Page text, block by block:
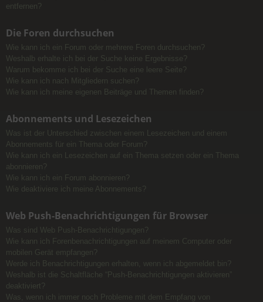
entfernen?
Die Foren durchsuchen
Wie kann ich ein Forum oder mehrere Foren durchsuchen?
Weshalb erhalte ich bei der Suche keine Ergebnisse?
Warum bekomme ich bei der Suche eine leere Seite?
Wie kann ich nach Mitgliedern suchen?
Wie kann ich meine eigenen Beiträge und Themen finden?
Abonnements und Lesezeichen
Was ist der Unterschied zwischen einem Lesezeichen und einem
Abonnements für ein Thema oder Forum?
Wie kann ich ein Lesezeichen auf ein Thema setzen oder ein Thema
abonnieren?
Wie kann ich ein Forum abonnieren?
Wie deaktiviere ich meine Abonnements?
Web Push-Benachrichtigungen für Browser
Was sind Web Push-Benachrichtigungen?
Wie kann ich Forenbenachrichtigungen auf meinem Computer oder
mobilen Gerät empfangen?
Werde ich Benachrichtigungen erhalten, wenn ich abgemeldet bin?
Weshalb ist die Schaltfläche “Push-Benachrichtigungen aktivieren”
deaktiviert?
Was, wenn ich immer noch Probleme mit dem Empfang von